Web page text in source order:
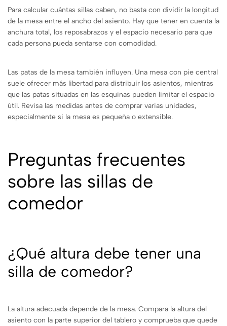
Para calcular cuántas sillas caben, no basta con dividir la longitud
de la mesa entre el ancho del asiento. Hay que tener en cuenta la
anchura total, los reposabrazos y el espacio necesario para que
cada persona pueda sentarse con comodidad.
Las patas de la mesa también influyen. Una mesa con pie central
suele ofrecer más libertad para distribuir los asientos, mientras
que las patas situadas en las esquinas pueden limitar el espacio
útil. Revisa las medidas antes de comprar varias unidades,
especialmente si la mesa es pequeña o extensible.
Preguntas frecuentes
sobre las sillas de
comedor
¿Qué altura debe tener una
silla de comedor?
La altura adecuada depende de la mesa. Compara la altura del
asiento con la parte superior del tablero y comprueba que quede